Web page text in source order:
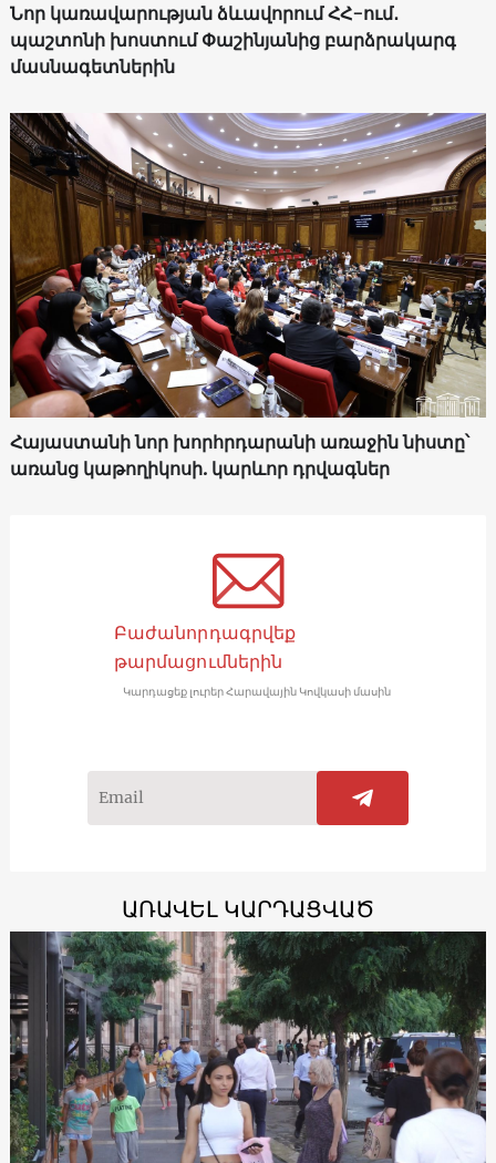
Նոր կառավարության ձևավորում ՀՀ-ում․
պաշտոնի խոստում Փաշինյանից բարձրակարգ
մասնագետներին
Հայաստանի նոր խորհրդարանի առաջին նիստը՝
առանց կաթողիկոսի. կարևոր դրվագներ
Բաժանորդագրվեք
թարմացումներին
Կարդացեք լուրեր Հարավային Կովկասի մասին
ԱՌԱՎԵԼ ԿԱՐԴԱՑՎԱԾ